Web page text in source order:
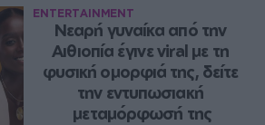
ENTERTAINMENT
Νεαρή γυναίκα από την
Αιθιοπία έγινε viral με τη
φυσική ομορφιά της, δείτε
την εντυπωσιακή
μεταμόρφωσή της